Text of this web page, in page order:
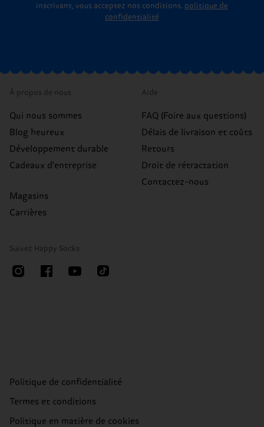
inscrivant, vous acceptez nos conditions. politique de
confidentialité
À propos de nous
Qui nous sommes
Blog heureux
Développement durable
Cadeaux d'entreprise
Magasins
Carrières
Aide
FAQ (Foire aux questions)
Délais de livraison et coûts
Retours
Droit de rétractation
Contactez-nous
Suivez Happy Socks
Politique de confidentialité
Termes et conditions
Politique en matière de cookies